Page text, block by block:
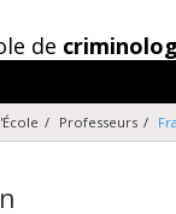
de
Professeurs